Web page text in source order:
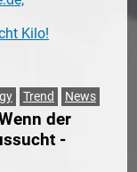
Kilo!
Trend News
der
-